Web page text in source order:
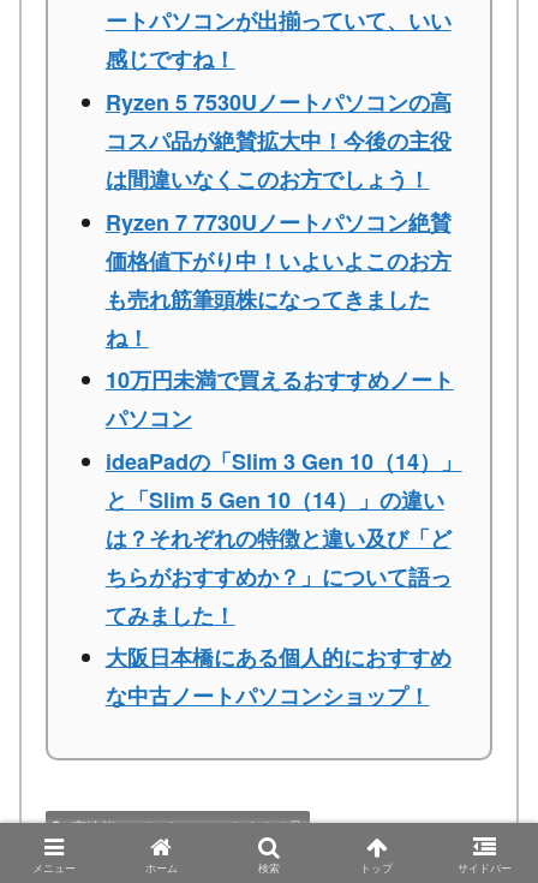
ートパソコンが出揃っていて、いい
感じですね！
Ryzen 5 7530Uノートパソコンの高
コスパ品が絶賛拡大中！今後の主役
は間違いなくこのお方でしょう！
Ryzen 7 7730Uノートパソコン絶賛
価格値下がり中！いよいよこのお方
も売れ筋筆頭株になってきました
ね！
10万円未満で買えるおすすめノート
パソコン
ideaPadの「Slim 3 Gen 10（14）」
と「Slim 5 Gen 10（14）」の違い
は？それぞれの特徴と違い及び「ど
ちらがおすすめか？」について語っ
てみました！
大阪日本橋にある個人的におすすめ
な中古ノートパソコンショップ！
高性能ノートパソコンのおすすめ品
日本HP製ノートパソコンのおすすめ品
メニュー ホーム 検索 トップ サイドバー